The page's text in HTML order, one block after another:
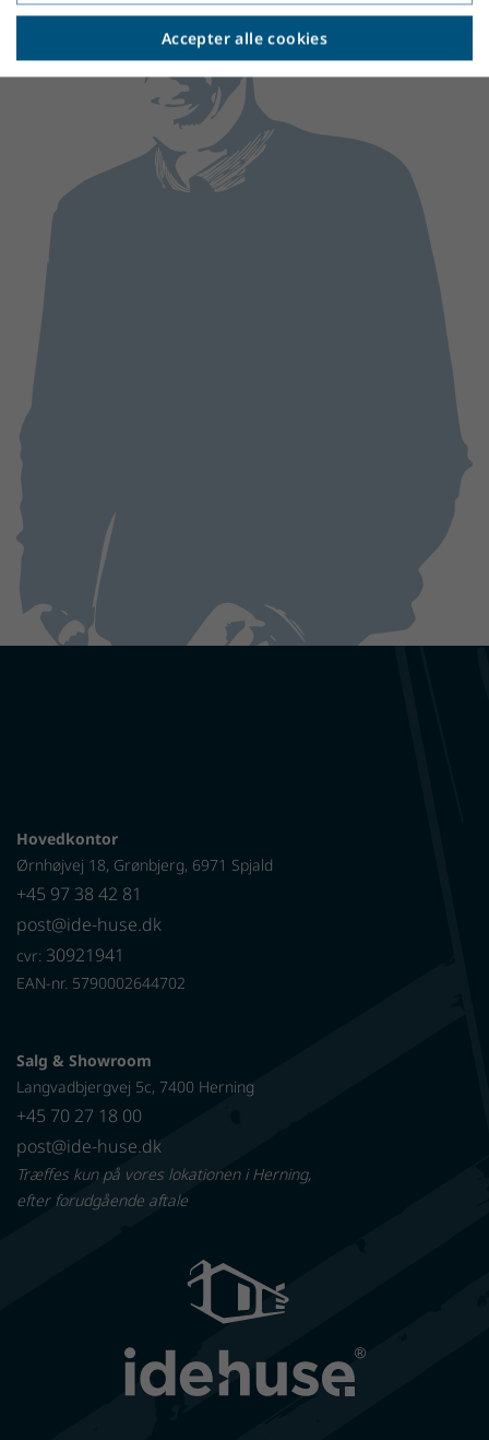
Hovedkontor
Ørnhøjvej 18, Grønbjerg, 6971 Spjald
+45 97 38 42 81
post@ide-huse.dk
cvr: 30921941
EAN-nr. 5790002644702
Salg & Showroom
Langvadbjergvej 5c, 7400 Herning
+45 70 27 18 00
post@ide-huse.dk
Træffes kun på vores lokationen i Herning,
efter forudgående aftale
Accepter alle cookies